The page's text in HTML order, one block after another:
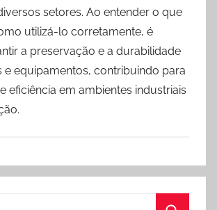
setores. Ao entender o que
utilizá-lo corretamente, é
a preservação e a durabilidade
e equipamentos, contribuindo para
eficiência em ambientes industriais